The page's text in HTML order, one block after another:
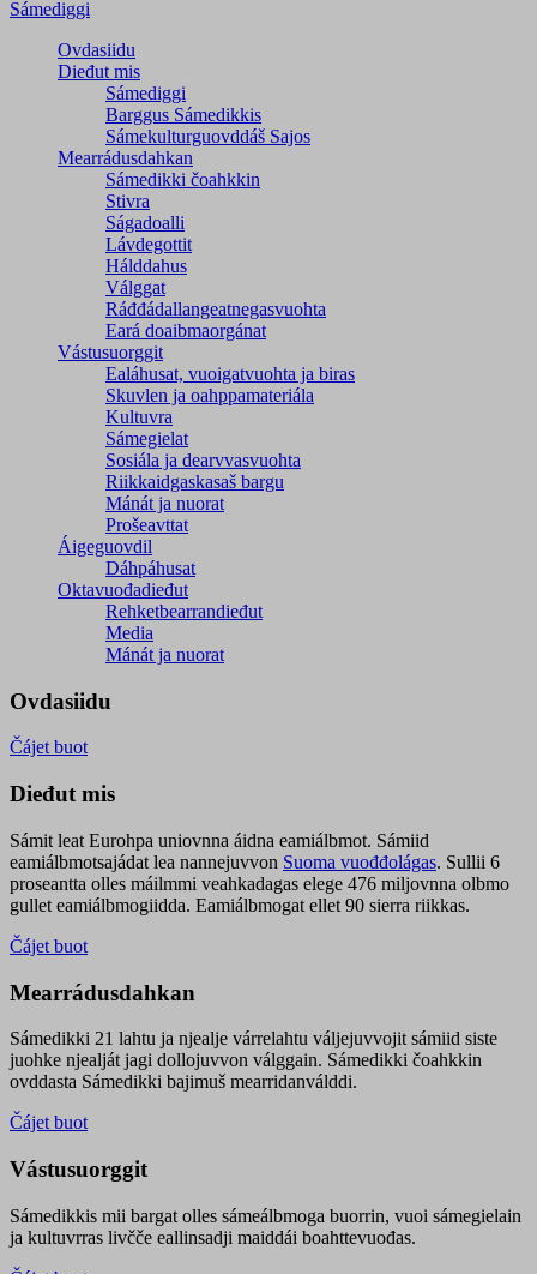
Sámediggi
Ovdasiidu
Dieđut mis
Sámediggi
Barggus Sámedikkis
Sámekulturguovddáš Sajos
Mearrádusdahkan
Sámedikki čoahkkin
Stivra
Ságadoalli
Lávdegottit
Hálddahus
Válggat
Ráđđádallangeatnegas­vuohta
Eará doaibmaorgánat
Vástusuorggit
Ealáhusat, vuoigatvuohta ja biras
Skuvlen ja oahppamateriála
Kultuvra
Sámegielat
Sosiála ja dearvvasvuohta
Riikkaidgaskasaš bargu
Mánát ja nuorat
Prošeavttat
Áigeguovdil
Dáhpáhusat
Oktavuođadieđut
Rehketbearrandieđut
Media
Mánát ja nuorat
Ovdasiidu
Čájet buot
Dieđut mis
Sámit leat Eurohpa uniovnna áidna eamiálbmot. Sámiid
eamiálbmotsajádat lea nannejuvvon Suoma vuođđolágas. Sullii 6
proseantta olles máilmmi veahkadagas elege 476 miljovnna olbmo
gullet eamiálbmogiidda. Eamiálbmogat ellet 90 sierra riikkas.
Čájet buot
Mearrádusdahkan
Sámedikki 21 lahtu ja njealje várrelahtu váljejuvvojit sámiid siste
juohke njealját jagi dollojuvvon válggain. Sámedikki čoahkkin
ovddasta Sámedikki bajimuš mearridanválddi.
Čájet buot
Vástusuorggit
Sámedikkis mii bargat olles sámeálbmoga buorrin, vuoi sámegielain
ja kultuvrras livčče eallinsadji maiddái boahttevuođas.